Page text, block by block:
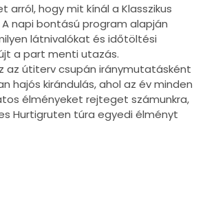
arról, hogy mit kínál a Klasszikus
A napi bontású program alapján
látnivalókat és időtöltési
a part menti utazás.
az útiterv csupán iránymutatásként
hajós kirándulás, ahol az év minden
élményeket rejteget számunkra,
Hurtigruten túra egyedi élményt